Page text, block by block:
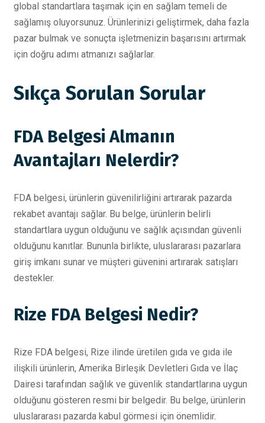
global standartlara taşımak için en sağlam temeli de
sağlamış oluyorsunuz. Ürünlerinizi geliştirmek, daha fazla
pazar bulmak ve sonuçta işletmenizin başarısını artırmak
için doğru adımı atmanızı sağlarlar.
Sıkça Sorulan Sorular
FDA Belgesi Almanın
Avantajları Nelerdir?
FDA belgesi, ürünlerin güvenilirliğini artırarak pazarda
rekabet avantajı sağlar. Bu belge, ürünlerin belirli
standartlara uygun olduğunu ve sağlık açısından güvenli
olduğunu kanıtlar. Bununla birlikte, uluslararası pazarlara
giriş imkanı sunar ve müşteri güvenini artırarak satışları
destekler.
Rize FDA Belgesi Nedir?
Rize FDA belgesi, Rize ilinde üretilen gıda ve gıda ile
ilişkili ürünlerin, Amerika Birleşik Devletleri Gıda ve İlaç
Dairesi tarafından sağlık ve güvenlik standartlarına uygun
olduğunu gösteren resmi bir belgedir. Bu belge, ürünlerin
uluslararası pazarda kabul görmesi için önemlidir.